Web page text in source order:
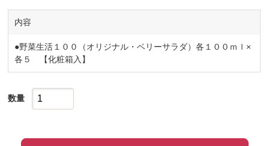
内容
●野菜生活１００（オリジナル・ベリーサラダ）各１００ｍｌ×
各５ 【化粧箱入】
数量